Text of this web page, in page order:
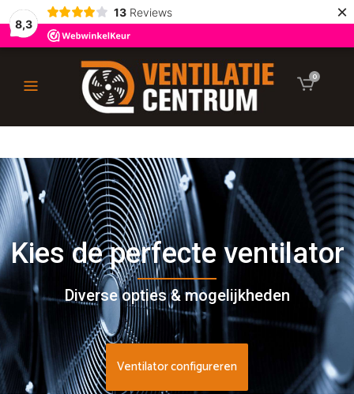
8,3
13 Reviews ×
0
Kies de perfecte ventilator
Diverse opties & mogelijkheden
Ventilator configureren